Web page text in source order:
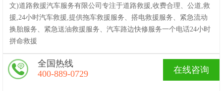
文)道路救援汽车服务有限公司专注于道路救援,收费合理、公道,救
援,24小时汽车救援,提供拖车救援服务、搭电救援服务、紧急流动
换胎服务、紧急送油救援服务、汽车路边快修服务一个电话24小时
拼命救援
在线咨询
全国热线
400-889-0729